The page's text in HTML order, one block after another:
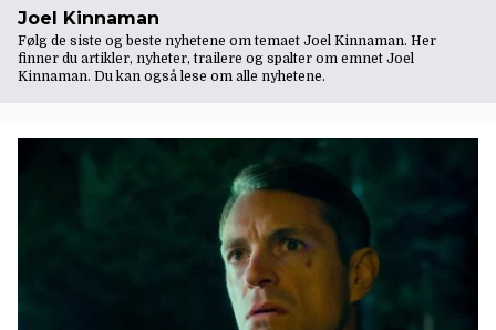
Joel Kinnaman
Følg de siste og beste nyhetene om temaet Joel Kinnaman. Her
finner du artikler, nyheter, trailere og spalter om emnet Joel
Kinnaman. Du kan også lese om alle nyhetene.